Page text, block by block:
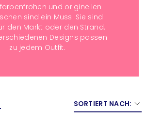
und originellen
sind ein Muss! Sie sind
den Markt oder den Strand.
Designs passen
zu jedem Outfit.
SORTIERT NACH: